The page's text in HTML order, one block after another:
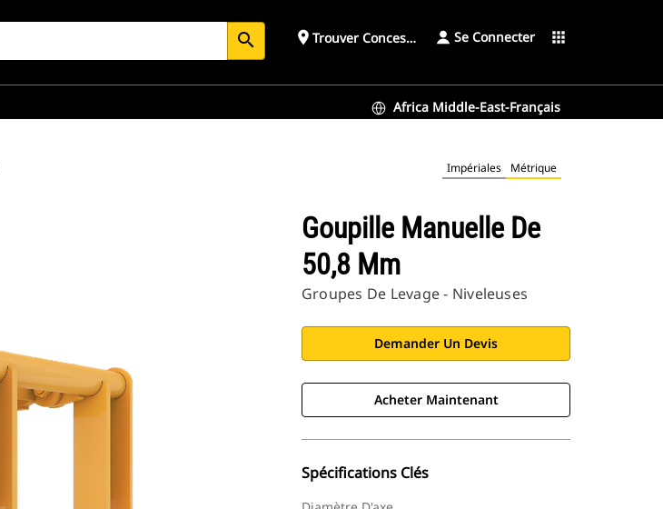
search place Trouver ConcessionnaireSe Connecter apps
Africa Middle-East-Français
Impériales Métrique
Goupille Manuelle De
50,8 Mm
Groupes De Levage - Niveleuses
Demander Un Devis
Acheter Maintenant
Spécifications Clés